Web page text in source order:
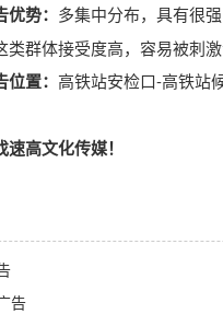
势： 多集中分布，具有很
类群体接受度高，容易被刺
置： 高铁站安检口-高铁站
高文化传媒！
告